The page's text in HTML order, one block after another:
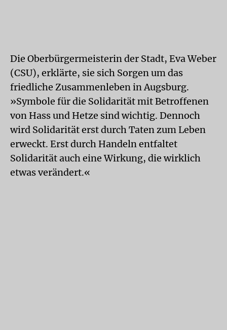
Die Oberbürgermeisterin der Stadt, Eva Weber
(CSU), erklärte, sie sich Sorgen um das
friedliche Zusammenleben in Augsburg.
»Symbole für die Solidarität mit Betroffenen
von Hass und Hetze sind wichtig. Dennoch
wird Solidarität erst durch Taten zum Leben
erweckt. Erst durch Handeln entfaltet
Solidarität auch eine Wirkung, die wirklich
etwas verändert.«